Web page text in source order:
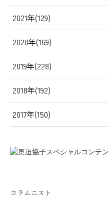
2021年(129)
2020年(169)
2019年(228)
2018年(192)
2017年(150)
コラムニスト